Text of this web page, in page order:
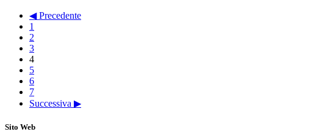
◀ Precedente
1
2
3
4
5
6
7
Successiva ▶
Sito Web